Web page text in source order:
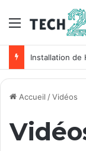
Menu
Installation de
Accueil /Vidéos